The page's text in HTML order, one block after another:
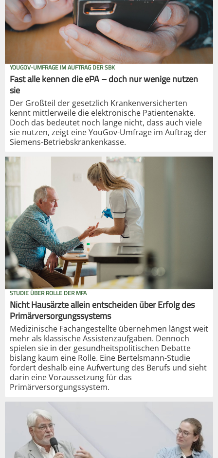
YOUGOV-UMFRAGE IM AUFTRAG DER SBK
Fast alle kennen die ePA – doch nur wenige nutzen
sie
Der Großteil der gesetzlich Krankenversicherten
kennt mittlerweile die elektronische Patientenakte.
Doch das bedeutet noch lange nicht, dass auch viele
sie nutzen, zeigt eine YouGov-Umfrage im Auftrag der
Siemens-Betriebskrankenkasse.
STUDIE ÜBER ROLLE DER MFA
Nicht Hausärzte allein entscheiden über Erfolg des
Primärversorgungssystems
Medizinische Fachangestellte übernehmen längst weit
mehr als klassische Assistenzaufgaben. Dennoch
spielen sie in der gesundheitspolitischen Debatte
bislang kaum eine Rolle. Eine Bertelsmann-Studie
fordert deshalb eine Aufwertung des Berufs und sieht
darin eine Voraussetzung für das
Primärversorgungssystem.